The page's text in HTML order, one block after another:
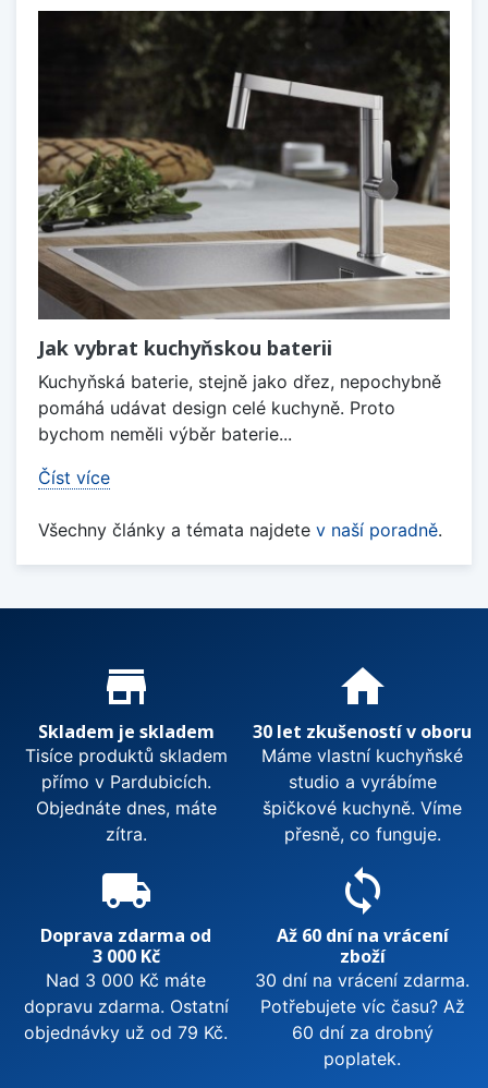
Jak vybrat kuchyňskou baterii
Kuchyňská baterie, stejně jako dřez, nepochybně
pomáhá udávat design celé kuchyně. Proto
bychom neměli výběr baterie...
Číst více
Všechny články a témata najdete v naší poradně.
Proč nakupovat u nás?
store_mall_directory
Skladem je skladem
Tisíce produktů skladem
přímo v Pardubicích.
Objednáte dnes, máte
zítra.
home
30 let zkušeností v oboru
Máme vlastní kuchyňské
studio a vyrábíme
špičkové kuchyně. Víme
přesně, co funguje.
local_shipping
Doprava zdarma od
3 000 Kč
Nad 3 000 Kč máte
dopravu zdarma. Ostatní
objednávky už od 79 Kč.
sync
Až 60 dní na vrácení
zboží
30 dní na vrácení zdarma.
Potřebujete víc času? Až
60 dní za drobný
poplatek.